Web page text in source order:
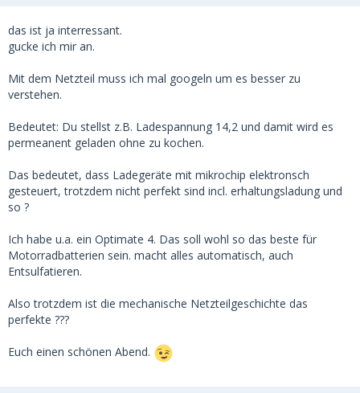
das ist ja interressant.
gucke ich mir an.
Mit dem Netzteil muss ich mal googeln um es besser zu
verstehen.
Bedeutet: Du stellst z.B. Ladespannung 14,2 und damit wird es
permeanent geladen ohne zu kochen.
Das bedeutet, dass Ladegeräte mit mikrochip elektronsch
gesteuert, trotzdem nicht perfekt sind incl. erhaltungsladung und
so ?
Ich habe u.a. ein Optimate 4. Das soll wohl so das beste für
Motorradbatterien sein. macht alles automatisch, auch
Entsulfatieren.
Also trotzdem ist die mechanische Netzteilgeschichte das
perfekte ???
Euch einen schönen Abend.